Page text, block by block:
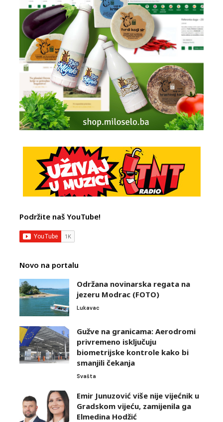
Podržite naš YouTube!
Novo na portalu
Održana novinarska regata na
jezeru Modrac (FOTO)
Lukavac
Gužve na granicama: Aerodromi
privremeno isključuju
biometrijske kontrole kako bi
smanjili čekanja
Svašta
Emir Junuzović više nije vijećnik u
Gradskom vijeću, zamijenila ga
Elmedina Hodžić